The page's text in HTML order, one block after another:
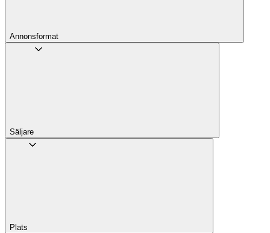
Annons­format
Säljare
Plats